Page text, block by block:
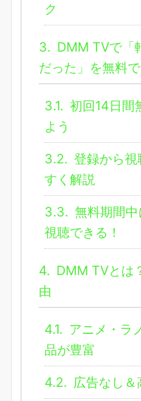
ク
3. DMM TVで「
だった」を無料
3.1. 初回14日間
よう
3.2. 登録から
すく解説
3.3. 無料期間
視聴できる！
4. DMM TVとは
由
4.1. アニメ・ラ
品が豊富
4.2. 広告なし